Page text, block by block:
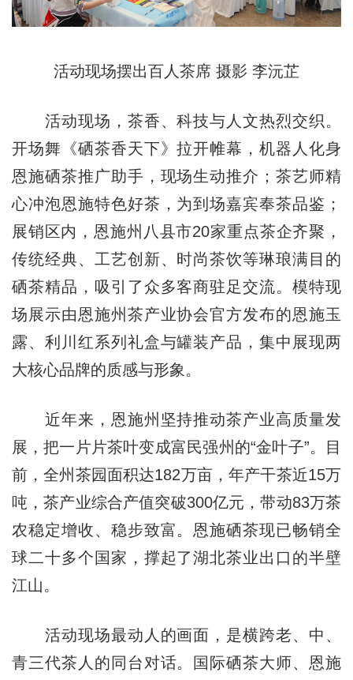
活动现场摆出百人茶席 摄影 李沅芷
活动现场，茶香、科技与人文热烈交织。
开场舞《硒茶香天下》拉开帷幕，机器人化身
恩施硒茶推广助手，现场生动推介；茶艺师精
心冲泡恩施特色好茶，为到场嘉宾奉茶品鉴；
展销区内，恩施州八县市20家重点茶企齐聚，
传统经典、工艺创新、时尚茶饮等琳琅满目的
硒茶精品，吸引了众多客商驻足交流。模特现
场展示由恩施州茶产业协会官方发布的恩施玉
露、利川红系列礼盒与罐装产品，集中展现两
大核心品牌的质感与形象。
近年来，恩施州坚持推动茶产业高质量发
展，把一片片茶叶变成富民强州的“金叶子”。目
前，全州茶园面积达182万亩，年产干茶近15万
吨，茶产业综合产值突破300亿元，带动83万茶
农稳定增收、稳步致富。恩施硒茶现已畅销全
球二十多个国家，撑起了湖北茶业出口的半壁
江山。
活动现场最动人的画面，是横跨老、中、
青三代茶人的同台对话。国际硒茶大师、恩施